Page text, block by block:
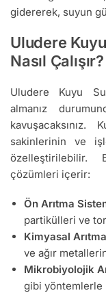
gidererek, suyun
Uludere
Nasıl Çalışır?
Uludere Kuyu
almanız
sakinlerinin ve
özelleştirilebilir.
çözümleri içerir:
Ön Arıtma
partikülleri ve
Kimyasal
ve ağır
Mikrobiyolojik
gibi yöntemlerle